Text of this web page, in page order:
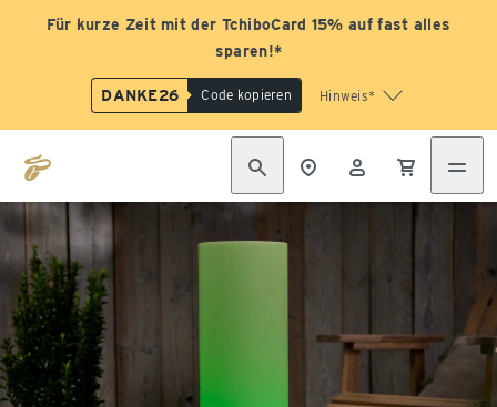
Für kurze Zeit mit der TchiboCard 15% auf fast alles
sparen!*
DANKE26 Code kopieren Hinweis*